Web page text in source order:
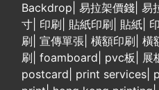
Backdrop 易拉架價錢 易
寸 印刷 貼紙印刷 貼紙
刷 宣傳單張 橫額印刷 橫
刷 foamboard pvc板 展
postcard print services